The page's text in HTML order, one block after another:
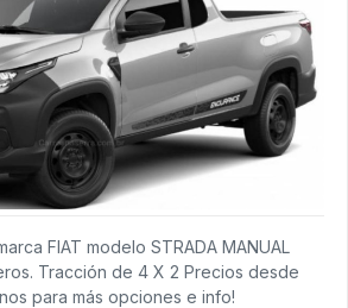
FIAT modelo STRADA MANUAL
Tracción de 4 X 2 Precios desde
para más opciones e info!